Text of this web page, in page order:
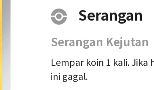
Serangan
Serangan Kejutan
Lempar koin 1 kali. Jika
ini gagal.